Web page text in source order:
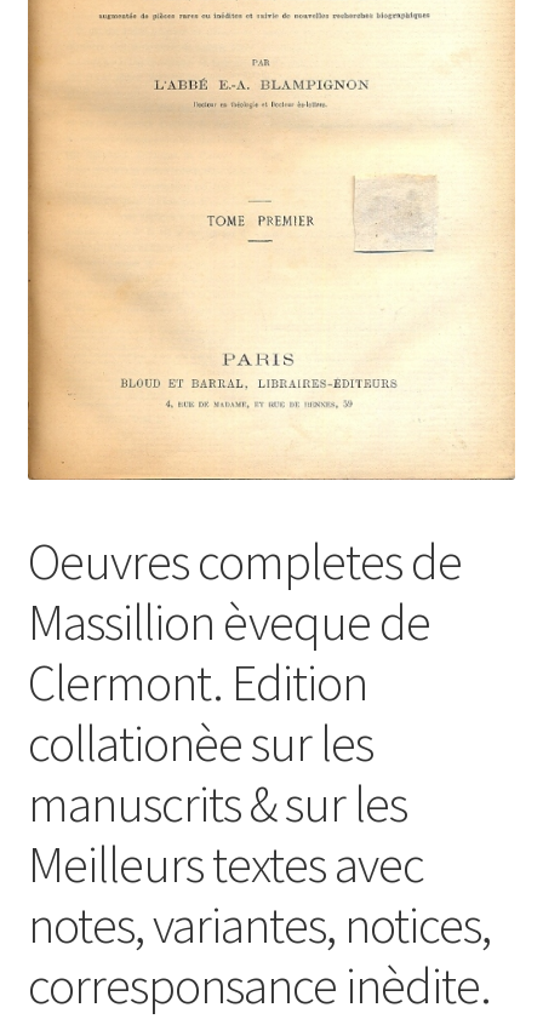
Oeuvres completes de
Massillion èveque de
Clermont. Edition
collationèe sur les
manuscrits & sur les
Meilleurs textes avec
notes, variantes, notices,
corresponsance inèdite.